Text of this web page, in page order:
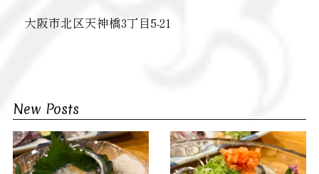
大阪市北区天神橋3丁目5-21
New Posts